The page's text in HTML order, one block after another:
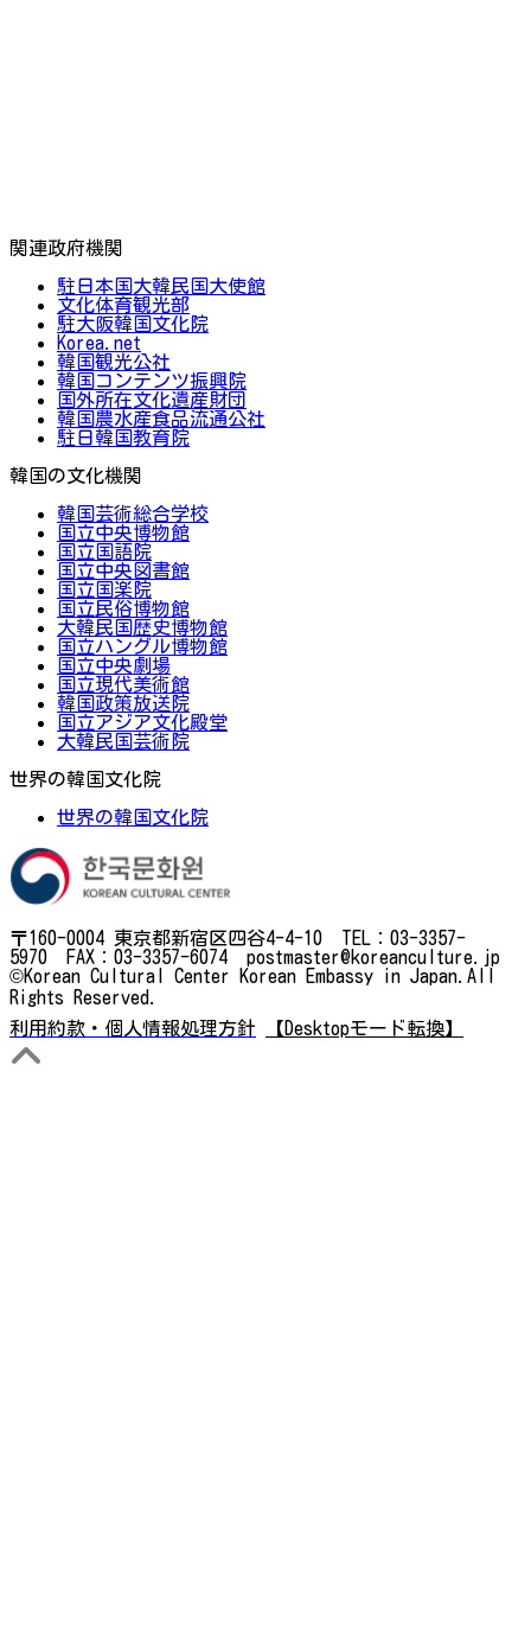
関連政府機関
駐日本国大韓民国大使館
文化体育観光部
駐大阪韓国文化院
Korea.net
韓国観光公社
韓国コンテンツ振興院
国外所在文化遺産財団
韓国農水産食品流通公社
駐日韓国教育院
韓国の文化機関
韓国芸術総合学校
国立中央博物館
国立国語院
国立中央図書館
国立国楽院
国立民俗博物館
大韓民国歴史博物館
国立ハングル博物館
国立中央劇場
国立現代美術館
韓国政策放送院
国立アジア文化殿堂
大韓民国芸術院
世界の韓国文化院
世界の韓国文化院
〒160-0004 東京都新宿区四谷4-4-10 TEL：03-3357-
5970 FAX：03-3357-6074 postmaster@koreanculture.jp
©Korean Cultural Center Korean Embassy in Japan.All
Rights Reserved.
利用約款・個人情報処理方針
【Desktopモード転換】